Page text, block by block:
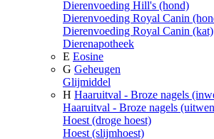
Dierenvoeding Hill's (hond)
Dierenvoeding Royal Canin
Dierenvoeding Royal Canin (kat)
Dierenapotheek
E Eosine
G Geheugen
Glijmiddel
H Haaruitval - Broze nagels
Haaruitval - Broze nagels
Hoest (droge hoest)
Hoest (slijmhoest)